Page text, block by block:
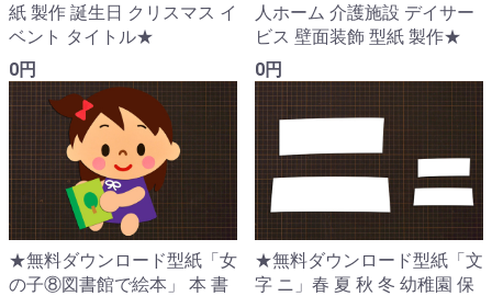
紙 製作 誕生日 クリスマス イ
ベント タイトル★
0円
人ホーム 介護施設 デイサー
ビス 壁面装飾 型紙 製作★
0円
★無料ダウンロード型紙「女
の子⑧図書館で絵本」 本 書
★無料ダウンロード型紙「文
字 ニ」春 夏 秋 冬 幼稚園 保